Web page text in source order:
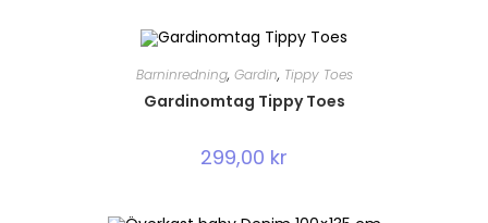
Barninredning, Gardin, Tippy Toes
Gardinomtag Tippy Toes
299,00 kr